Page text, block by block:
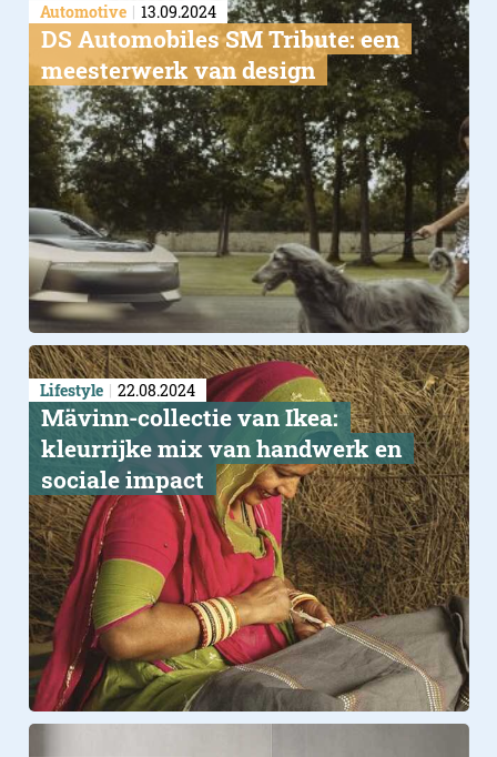
Automotive 13.09.2024
DS Automobiles SM Tribute: een
meesterwerk van design
Lifestyle 22.08.2024
Mävinn-collectie van Ikea:
kleurrijke mix van handwerk en
sociale impact